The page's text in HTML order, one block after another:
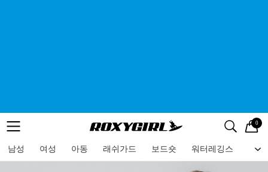
메뉴 검색
로고 0
남성 여성 아동 래쉬가드 보드숏 워터레깅스 비
메뉴